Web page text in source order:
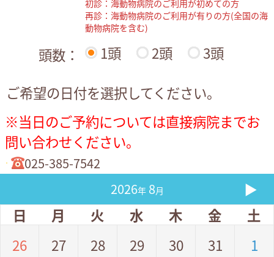
初診：海動物病院のご利用が初めての方
再診：海動物病院のご利用が有りの方(全国の海
動物病院を含む)
頭数： 1頭 2頭 3頭
ご希望の日付を選択してください。
※当日のご予約については直接病院までお
問い合わせください。
025-385-7542
2026年 8月
▶
日
月 火 水 木 金
土
26
27 28 29 30 31 1